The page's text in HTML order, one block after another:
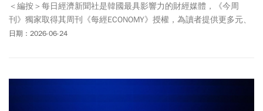
＜編按＞每日經濟新聞社是韓國最具影響力的財經媒體，《今周
刊》獨家取得其周刊《每經ECONOMY》授權，為讀者提供更多元、
國際化的新聞視野。
日期：2026-06-24